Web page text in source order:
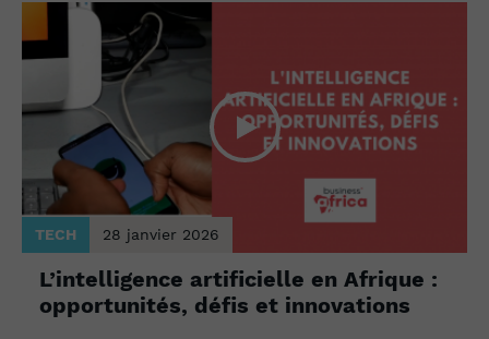
TECH 28 janvier 2026
L’intelligence artificielle en Afrique :
opportunités, défis et innovations